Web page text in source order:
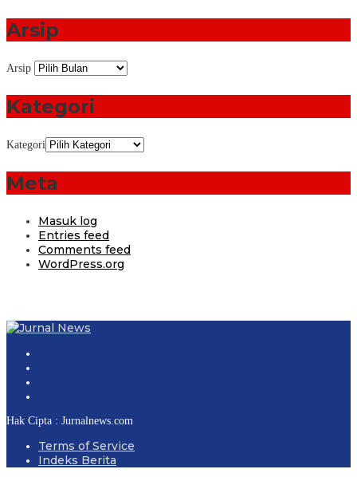
Arsip
Arsip
Kategori
Kategori
Meta
Masuk log
Entries feed
Comments feed
WordPress.org
Hak Cipta : Jurnalnews.com
Terms of Service
Indeks Berita